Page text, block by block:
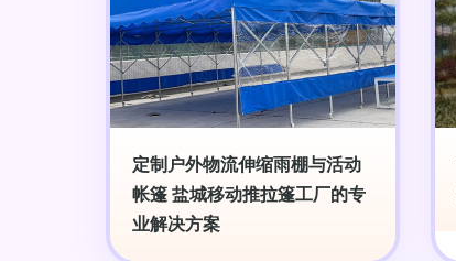
定制户外物流伸缩雨棚与活动
帐篷 盐城移动推拉篷工厂的专
业解决方案